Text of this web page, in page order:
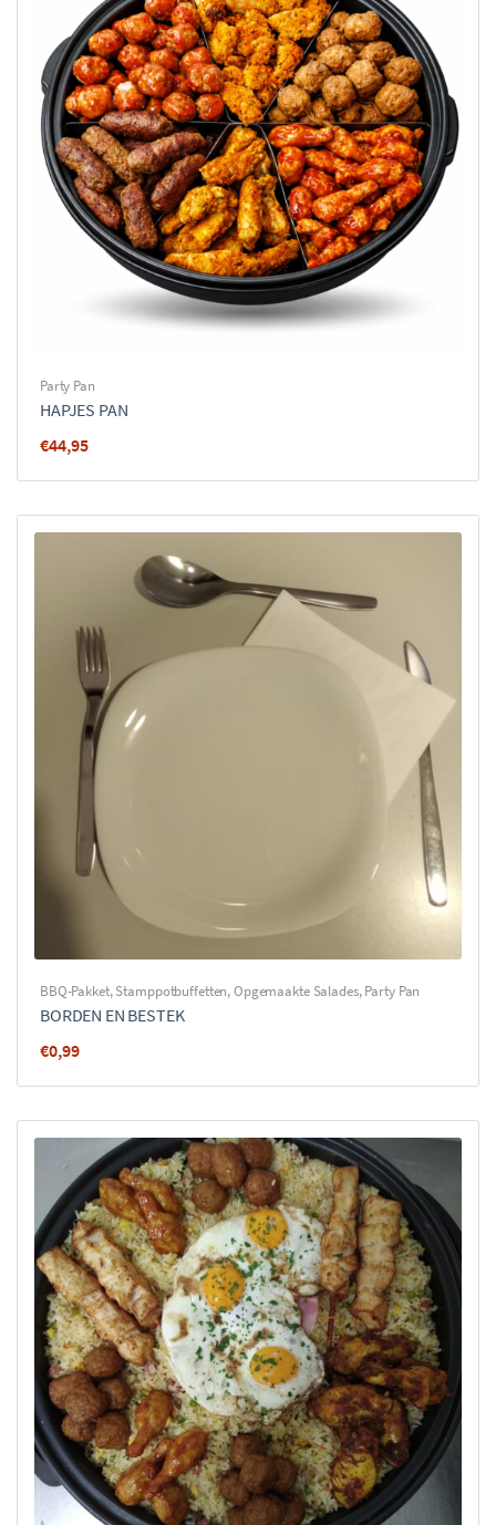
Party Pan
HAPJES PAN
€44,95
BBQ-Pakket,Stamppotbuffetten,Opgemaakte Salades,Party Pan
BORDEN EN BESTEK
€0,99